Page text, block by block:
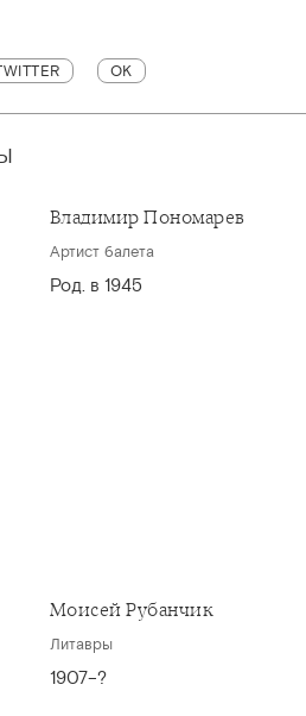
OK
Владимир Пономарев
Артист балета
Род. в 1945
Моисей Рубанчик
Литавры
1907–?